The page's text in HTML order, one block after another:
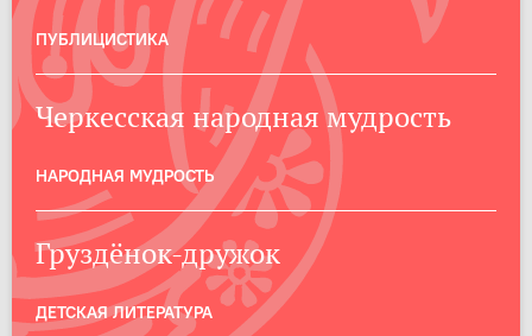
ПУБЛИЦИСТИКА
Черкесская народная мудрость
НАРОДНАЯ МУДРОСТЬ
Груздёнок-дружок
ДЕТСКАЯ ЛИТЕРАТУРА